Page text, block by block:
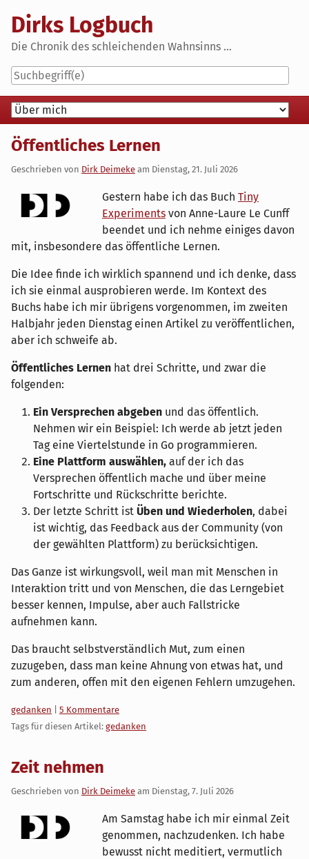
content
Dirks Logbuch
Die Chronik des schleichenden Wahnsinns ...
Navigation
Öffentliches Lernen
Geschrieben von Dirk Deimeke am Dienstag, 21. Juli 2026
Gestern habe ich das Buch Tiny
Experiments von Anne-Laure Le Cunff
beendet und ich nehme einiges davon
mit, insbesondere das öffentliche Lernen.
Die Idee finde ich wirklich spannend und ich denke, dass
ich sie einmal ausprobieren werde. Im Kontext des
Buchs habe ich mir übrigens vorgenommen, im zweiten
Halbjahr jeden Dienstag einen Artikel zu veröffentlichen,
aber ich schweife ab.
Öffentliches Lernen hat drei Schritte, und zwar die
folgenden:
Ein Versprechen abgeben und das öffentlich.
Nehmen wir ein Beispiel: Ich werde ab jetzt jeden
Tag eine Viertelstunde in Go programmieren.
Eine Plattform auswählen, auf der ich das
Versprechen öffentlich mache und über meine
Fortschritte und Rückschritte berichte.
Der letzte Schritt ist Üben und Wiederholen, dabei
ist wichtig, das Feedback aus der Community (von
der gewählten Plattform) zu berücksichtigen.
⁣Das Ganze ist wirkungsvoll, weil man mit Menschen in
Interaktion tritt und von Menschen, die das Lerngebiet
besser kennen, Impulse, aber auch Fallstricke
aufnehmen kann.
Das braucht selbstverständlich Mut, zum einen
zuzugeben, dass man keine Ahnung von etwas hat, und
zum anderen, offen mit den eigenen Fehlern umzugehen.
Kategorien:
gedanken
5 Kommentare
Tags für diesen Artikel: gedanken
Zeit nehmen
Geschrieben von Dirk Deimeke am Dienstag, 7. Juli 2026
Am Samstag habe ich mir einmal Zeit
genommen, nachzudenken. Ich habe
bewusst nicht meditiert, vermutlich